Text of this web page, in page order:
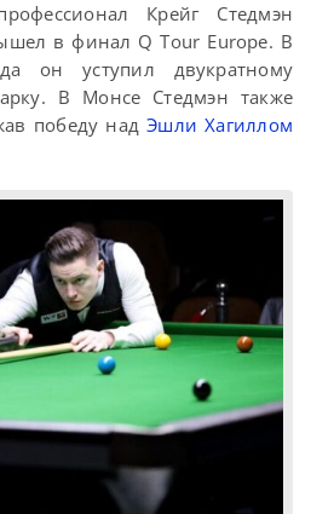
Крейг Стедмэн
в финал Q Tour Europe. В
он уступил двукратному
В Монсе Стедмэн также
победу надЭшли Хагиллом